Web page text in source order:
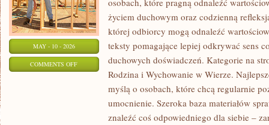
MAY - 10 - 2026
COMMENTS OFFON
REFLEKSJE
osobach, które pragną odnaleźć
życiem duchowym oraz codzienną
której odbiorcy mogą odnaleźć
teksty pomagające lepiej odkrywać sens
duchowych doświadczeń. Kategorie na
Rodzina i Wychowanie w Wierze.
myślą o osobach, które chcą regularnie
umocnienie. Szeroka baza materiałów
znaleźć coś odpowiedniego dla siebie –